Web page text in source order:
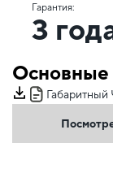
Гарантия:
3
Основные